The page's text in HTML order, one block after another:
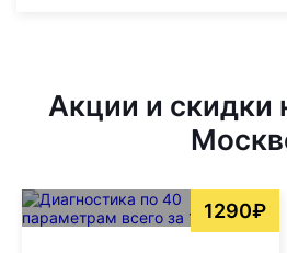
Акции и скидки
1290₽